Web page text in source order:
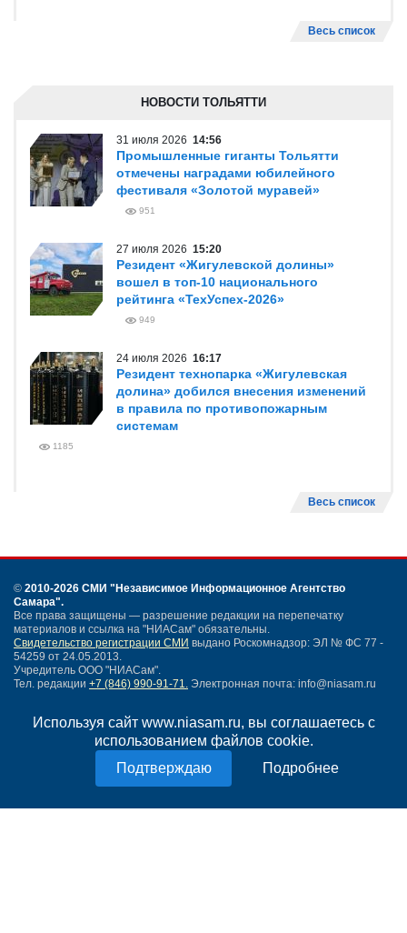
Используя сайт www.niasam.ru, вы соглашаетесь с
использованием файлов cookie.
Подробнее
Весь список
НОВОСТИ ТОЛЬЯТТИ
31 июля 2026 14:56
Промышленные гиганты Тольятти
отмечены наградами юбилейного
фестиваля «Золотой муравей»
951
27 июля 2026 15:20
Резидент «Жигулевской долины»
вошел в топ-10 национального
рейтинга «ТехУспех-2026»
949
24 июля 2026 16:17
Резидент технопарка «Жигулевская
долина» добился внесения изменений
в правила по противопожарным
системам
1185
Весь список
© 2010-2026 СМИ "Независимое Информационное Агентство
Самара".
Все права защищены — разрешение редакции на перепечатку
материалов и ссылка на "НИАСам" обязательны.
Свидетельство регистрации СМИ выдано Роскомнадзор: ЭЛ № ФС 77 -
54259 от 24.05.2013.
Учредитель ООО "НИАСам".
Тел. редакции +7 (846) 990-91-71. Электронная почта: info@niasam.ru
Карта сайта
Нашли ошибку?
Политика конфиденциальности
Согласие на обработку персональных данных